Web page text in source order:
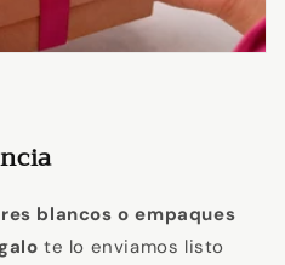
blancos o empaques
te lo enviamos listo